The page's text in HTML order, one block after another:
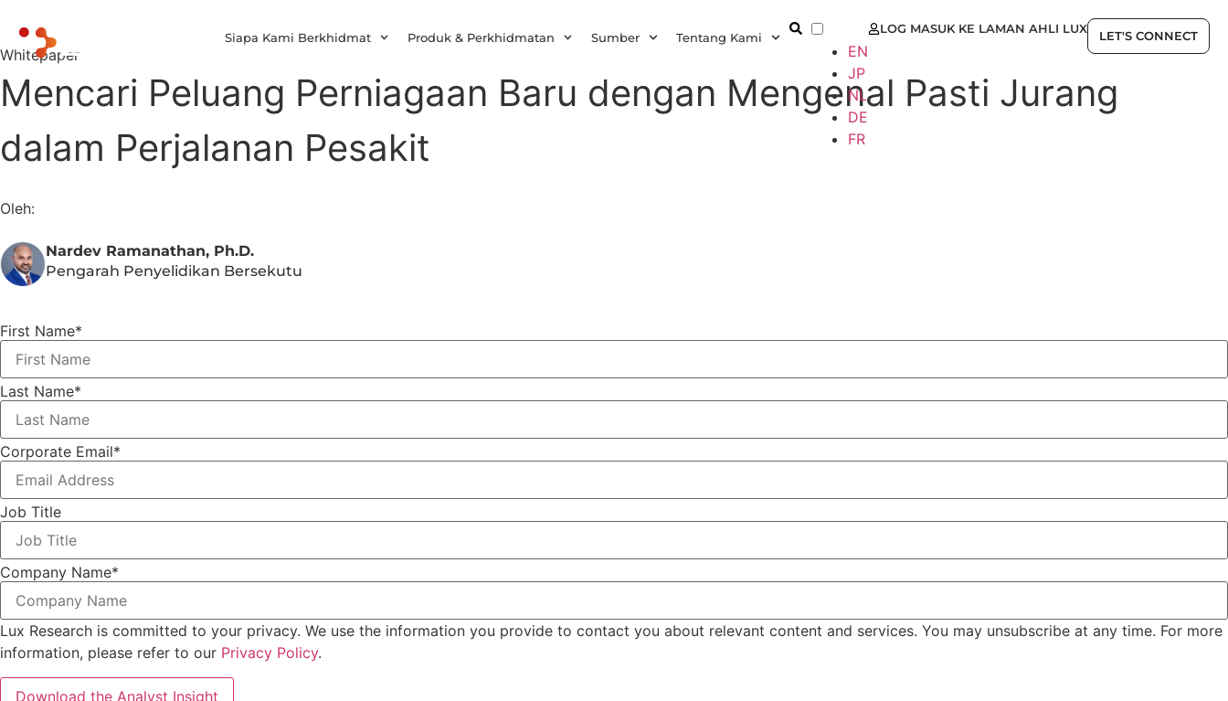
Siapa Kami Berkhidmat Produk & Perkhidmatan Sumber Tentang Kami
MS
EN
JP
NL
DE
FR
LOG MASUK KE LAMAN AHLI LUX
LET'S CONNECT
Whitepaper
Mencari Peluang Perniagaan Baru dengan Mengenal Pasti Jurang
dalam Perjalanan Pesakit
Oleh:
Nardev Ramanathan, Ph.D.
Pengarah Penyelidikan Bersekutu
First Name*
Last Name*
Corporate Email*
Job Title
Company Name*
Lux Research is committed to your privacy. We use the information you provide to contact you about relevant content and services. You may unsubscribe at any time. For more
information, please refer to our Privacy Policy.